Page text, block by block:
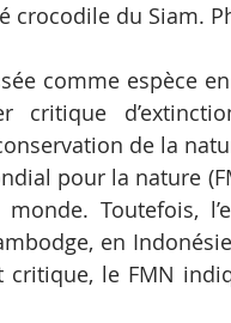
crocodile du Siam.
comme espèce
critique
de la
pour la nature
Toutefois,
en
le FMN